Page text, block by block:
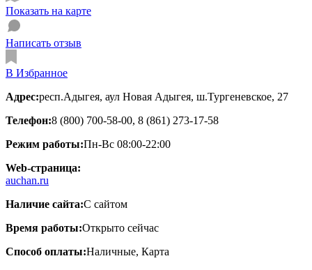
Показать на карте
Написать отзыв
В Избранное
Адрес:респ.Адыгея, аул Новая Адыгея, ш.Тургеневское, 27
Телефон:8 (800) 700-58-00, 8 (861) 273-17-58
Режим работы:Пн-Вс 08:00-22:00
Web-страница:
auchan.ru
Наличие сайта:С сайтом
Время работы:Открыто сейчас
Способ оплаты:Наличные, Карта